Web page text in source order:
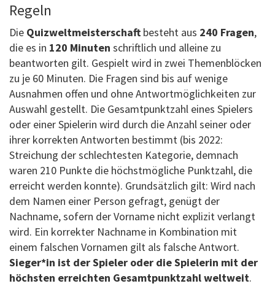
Regeln
Die Quizweltmeisterschaft besteht aus 240 Fragen,
die es in 120 Minuten schriftlich und alleine zu
beantworten gilt. Gespielt wird in zwei Themenblöcken
zu je 60 Minuten. Die Fragen sind bis auf wenige
Ausnahmen offen und ohne Antwortmöglichkeiten zur
Auswahl gestellt. Die Gesamtpunktzahl eines Spielers
oder einer Spielerin wird durch die Anzahl seiner oder
ihrer korrekten Antworten bestimmt (bis 2022:
Streichung der schlechtesten Kategorie, demnach
waren 210 Punkte die höchstmögliche Punktzahl, die
erreicht werden konnte). Grundsätzlich gilt: Wird nach
dem Namen einer Person gefragt, genügt der
Nachname, sofern der Vorname nicht explizit verlangt
wird. Ein korrekter Nachname in Kombination mit
einem falschen Vornamen gilt als falsche Antwort.
Sieger*in ist der Spieler oder die Spielerin mit der
höchsten erreichten Gesamtpunktzahl weltweit.